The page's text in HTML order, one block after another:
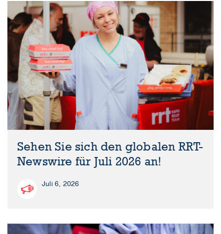
Sehen Sie sich den globalen RRT-
Newswire für Juli 2026 an!
Juli 6, 2026